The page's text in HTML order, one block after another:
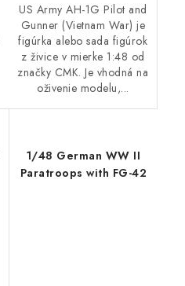
US Army AH-1G Pilot and
Gunner (Vietnam War) je
figúrka alebo sada figúrok
z živice v mierke 1:48 od
značky CMK. Je vhodná na
oživenie modelu,...
1/48 German WW II
Paratroops with FG-42